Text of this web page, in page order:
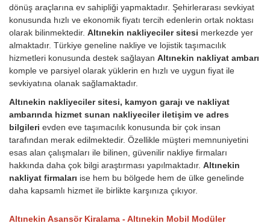
dönüş araçlarına ev sahipliği yapmaktadır. Şehirlerarası sevkiyat
konusunda hızlı ve ekonomik fiyatı tercih edenlerin ortak noktası
olarak bilinmektedir. Altınekin nakliyeciler sitesi merkezde yer
almaktadır. Türkiye geneline nakliye ve lojistik taşımacılık
hizmetleri konusunda destek sağlayan Altınekin nakliyat ambarı
komple ve parsiyel olarak yüklerin en hızlı ve uygun fiyat ile
sevkiyatına olanak sağlamaktadır.
Altınekin nakliyeciler sitesi, kamyon garajı ve nakliyat
ambarında hizmet sunan nakliyeciler iletişim ve adres
bilgileri evden eve taşımacılık konusunda bir çok insan
tarafından merak edilmektedir. Özellikle müşteri memnuniyetini
esas alan çalışmaları ile bilinen, güvenilir nakliye firmaları
hakkında daha çok bilgi araştırması yapılmaktadır. Altınekin
nakliyat firmaları ise hem bu bölgede hem de ülke genelinde
daha kapsamlı hizmet ile birlikte karşınıza çıkıyor.
Altınekin Asansör Kiralama - Altınekin Mobil Modüler